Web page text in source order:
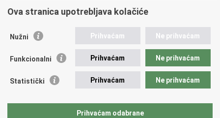
Važne poveznice
EMN Nacionalna kontaktna točka za Republiku Hrvatsku
Policijska akademija
Zaklada policijske solidarnosti
Udruge
Ova stranica upotrebljava kolačiće
Nužni Prihvaćam Ne prihvaćam
Funkcionalni Prihvaćam Ne prihvaćam
Statistički Prihvaćam Ne prihvaćam
Prihvaćam odabrane